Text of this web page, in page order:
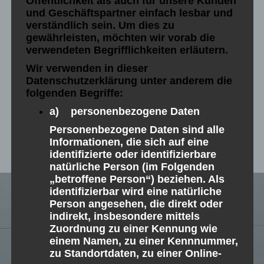
Aufträgen in den Bereichen
Werbetechnik, Print, Strategie &
Design, Webdesign, Multimedia,
Social Media Marketing, etc…
und Geschäftspartner einfach lesbar und
verständlich sein. Um dies zu
gewährleisten, möchten wir vorab die
verwendeten Begrifflichkeiten erläutern.
Wir verwenden in dieser
Datenschutzerklärung unter anderem die
folgenden Begriffe:
a) personenbezogene Daten
Personenbezogene Daten sind alle
Informationen, die sich auf eine
identifizierte oder identifizierbare
natürliche Person (im Folgenden
„betroffene Person“) beziehen. Als
identifizierbar wird eine natürliche
Person angesehen, die direkt oder
indirekt, insbesondere mittels
Zuordnung zu einer Kennung wie
einem Namen, zu einer Kennnummer,
zu Standortdaten, zu einer Online-